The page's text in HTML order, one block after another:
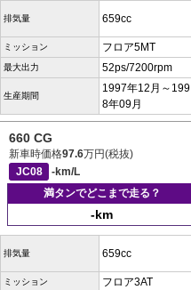
排気量 659cc
ミッション フロア5MT
最大出力 52ps/7200rpm
生産期間
1997年12月～199
8年09月
660 CG
新車時価格97.6万円(税抜)
JC08
-km/L
満タンでどこまで走る？
-km
排気量 659cc
ミッション フロア3AT